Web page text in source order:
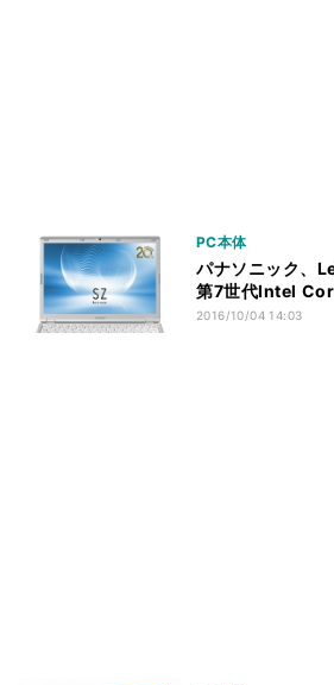
PC本体
パナソニック、
第7世代Intel
2016/10/04 14:03